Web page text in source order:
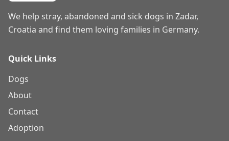
We help stray, abandoned and sick dogs in Zadar,
Croatia and find them loving families in Germany.
Quick Links
Dogs
About
Contact
Adoption